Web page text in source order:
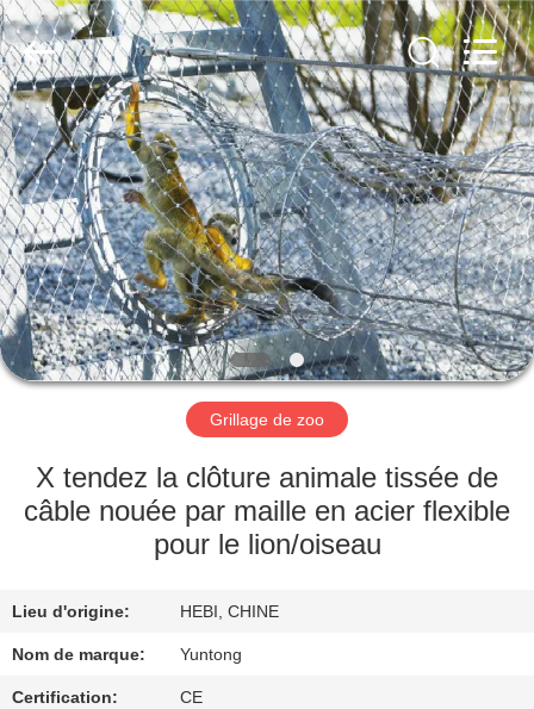
MAISON
PRODUITS
AU
SUJET
DE
NOUS
VISITE
D'USINE
DE
QUALITÉ
Anping
Yuntong
Metal
Wire
Mesh
Co.,Ltd.
All
Rights
Reserved.
Grillage de zoo
X tendez la clôture animale tissée de
câble nouée par maille en acier flexible
pour le lion/oiseau
Lieu d'origine: HEBI, CHINE
Nom de marque: Yuntong
Certification: CE